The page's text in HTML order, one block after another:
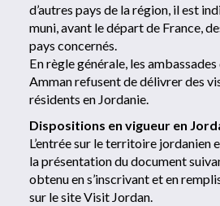
d’autres pays de la région, il est
muni, avant le départ de France,
pays concernés.
En règle générale, les ambassades
Amman refusent de délivrer des
résidents en Jordanie.
Dispositions en vigueur en
L’entrée sur le territoire jordanien
la présentation du document
obtenu en s’inscrivant et en
sur le site Visit Jordan.